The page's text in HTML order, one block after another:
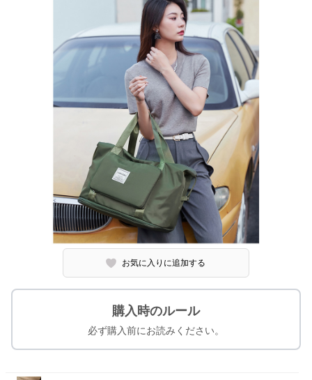
お気に入りに追加する
購入時のルール
必ず購入前にお読みください。